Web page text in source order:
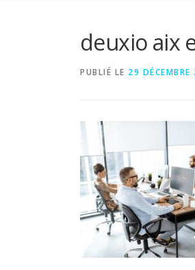
deuxio aix
PUBLIÉ LE 29 DÉCEMBRE